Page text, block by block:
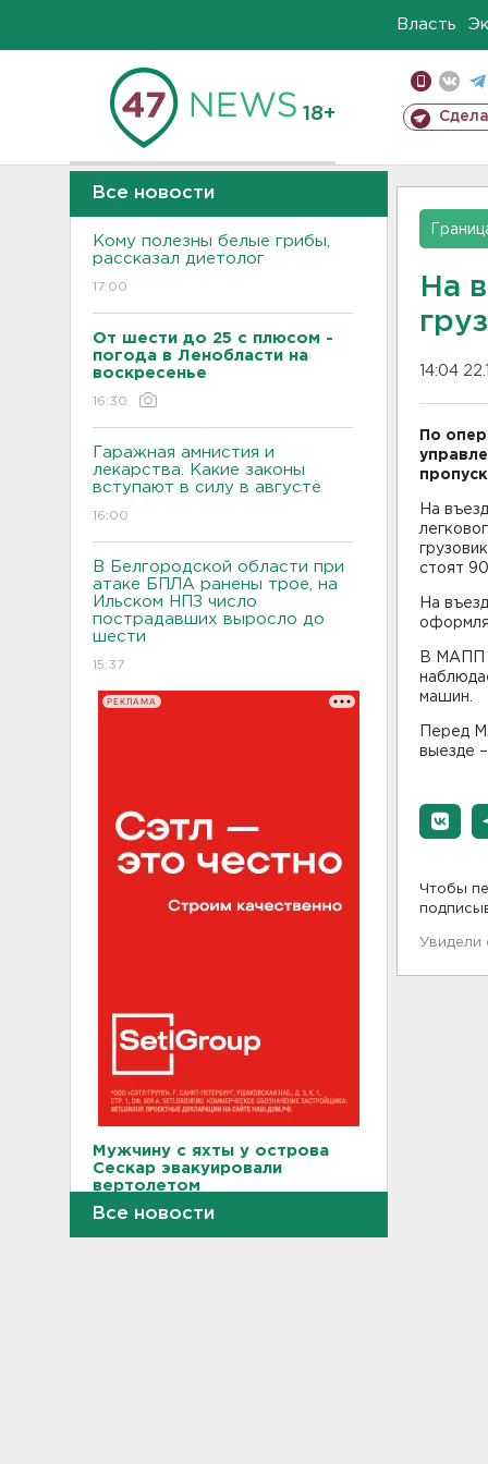
Власть
18+
Все новости
Кому полезны белые грибы,
рассказал диетолог
17:00
От шести до 25 с плюсом -
погода в Ленобласти на
воскресенье
16:30
Гаражная амнистия и
лекарства. Какие законы
вступают в силу в августе
16:00
В Белгородской области при
атаке БПЛА ранены трое, на
Ильском НПЗ число
пострадавших выросло до
шести
15:37
РЕКЛАМА
Мужчину с яхты у острова
Сескар эвакуировали
вертолетом
15:12
Все новости
На
14:04
По
На
стоят
На
В МАПП
машин.
Перед
выезде
Чтобы
Увидели